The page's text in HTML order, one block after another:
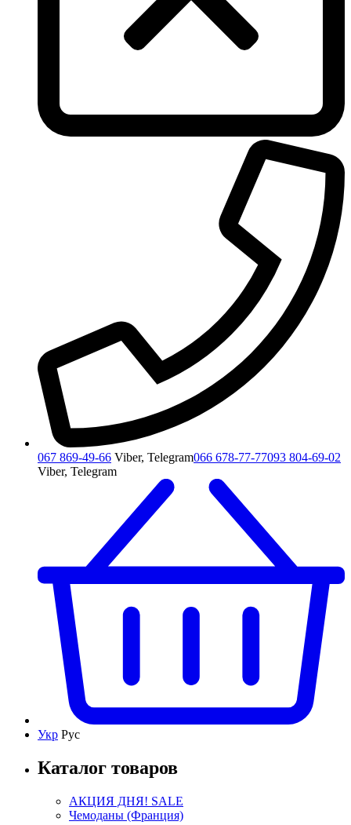
067 869-49-66 Viber, Telegram066 678-77-77093 804-69-02
Viber, Telegram
Укр Рус
Каталог товаров
АКЦИЯ ДНЯ! SALE
Чемоданы (Франция)